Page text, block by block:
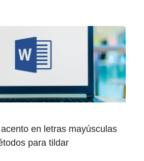
en letras mayúsculas
para tildar